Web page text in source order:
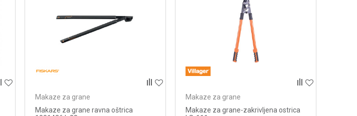
Makaze za grane
Makaze za grane ravna oštrica
Makaze za grane
Makaze za grane-zakrivljena ostrica